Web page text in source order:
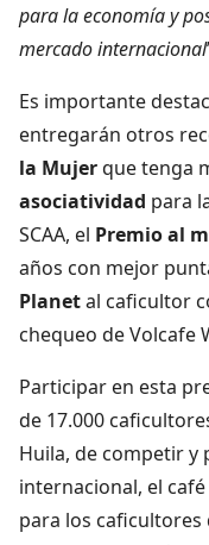
para la economía y
mercado internacional
Es importante
entregarán otros
la Mujerque tenga
asociatividad para
SCAA, el Premio al
años con mejor
Planetal caficultor
chequeo de Volcafe
Participar en esta
de 17.000
Huila, de competir y
internacional, el
para los